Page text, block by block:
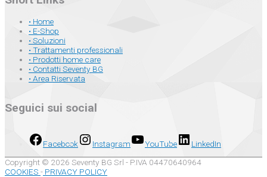
• Home
• E-Shop
• Soluzioni
• Trattamenti professionali
• Prodotti home care
• Contatti Seventy BG
• Area Riservata
Seguici sui social
Facebook Instagram YouTube
LinkedIn
Copyright © 2026 Seventy BG Srl - P.IVA 04470640964
COOKIES - PRIVACY POLICY